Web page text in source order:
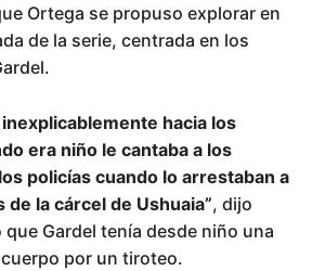
Ortega se propuso explorar en
de la serie, centrada en los
hacia los
era niño le cantaba a los
policías cuando lo arrestaban a
la cárcel de Ushuaia”, dijo
Gardel tenía desde niño una
por un tiroteo.